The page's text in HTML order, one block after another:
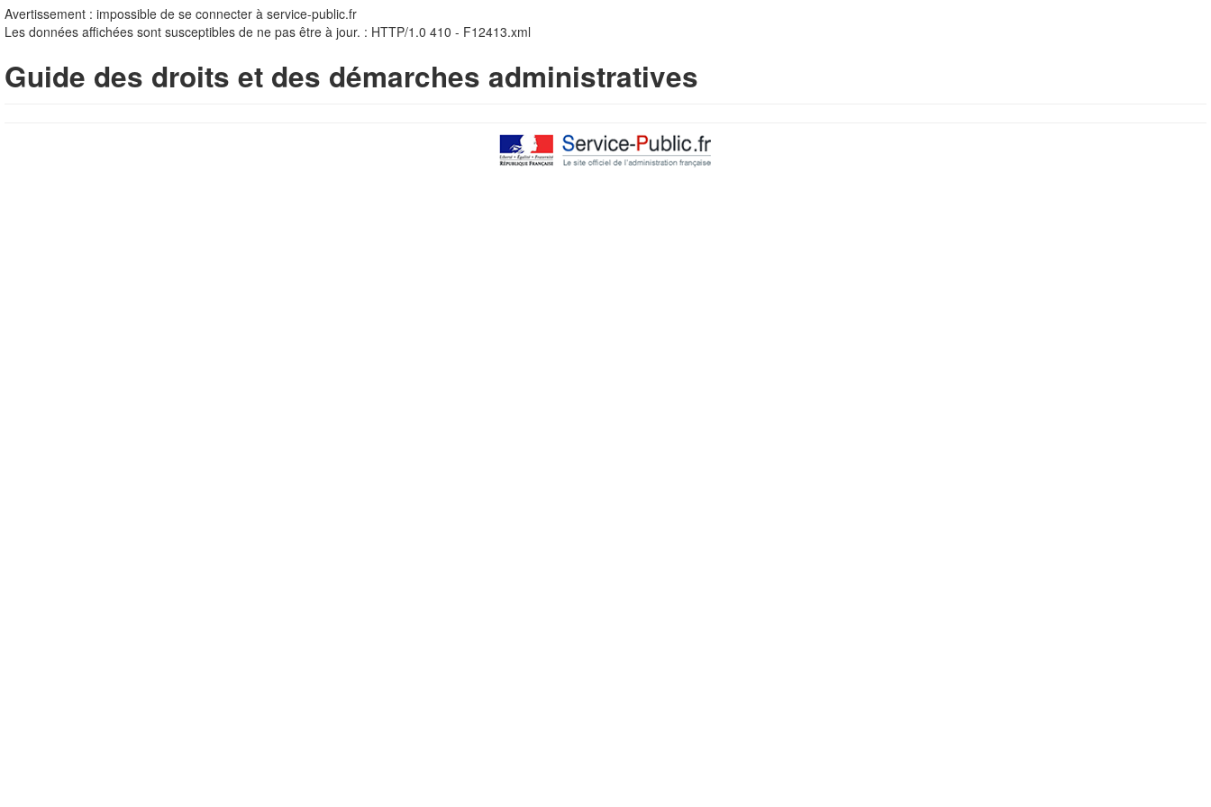
Avertissement : impossible de se connecter à service-public.fr
Les données affichées sont susceptibles de ne pas être à jour. : HTTP/1.0 410 - F12413.xml
Guide des droits et des démarches administratives